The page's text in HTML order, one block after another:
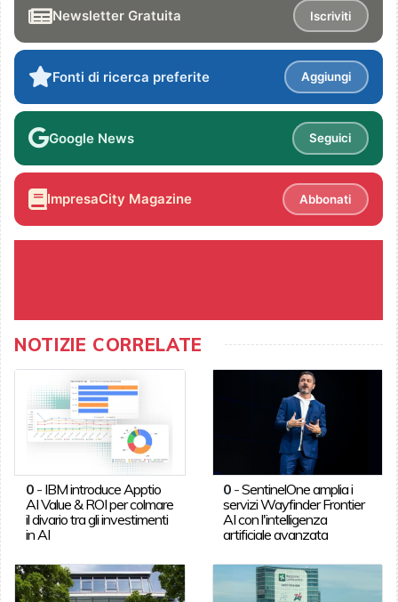
Newsletter Gratuita Iscriviti
Fonti di ricerca preferite Aggiungi
Google News Seguici
ImpresaCity Magazine Abbonati
NOTIZIE CORRELATE
0- IBM introduce Apptio
AI Value & ROI per colmare
il divario tra gli investimenti
in AI
0 -SentinelOne amplia i
servizi Wayfinder Frontier
AI con l'intelligenza
artificiale avanzata